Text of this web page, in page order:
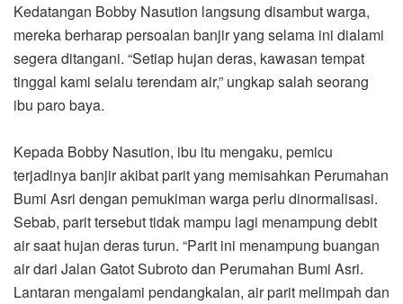
Kedatangan Bobby Nasution langsung disambut warga,
mereka berharap persoalan banjir yang selama ini dialami
segera ditangani. “Setiap hujan deras, kawasan tempat
tinggal kami selalu terendam air,” ungkap salah seorang
ibu paro baya.
Kepada Bobby Nasution, ibu itu mengaku, pemicu
terjadinya banjir akibat parit yang memisahkan Perumahan
Bumi Asri dengan pemukiman warga perlu dinormalisasi.
Sebab, parit tersebut tidak mampu lagi menampung debit
air saat hujan deras turun. “Parit ini menampung buangan
air dari Jalan Gatot Subroto dan Perumahan Bumi Asri.
Lantaran mengalami pendangkalan, air parit melimpah dan